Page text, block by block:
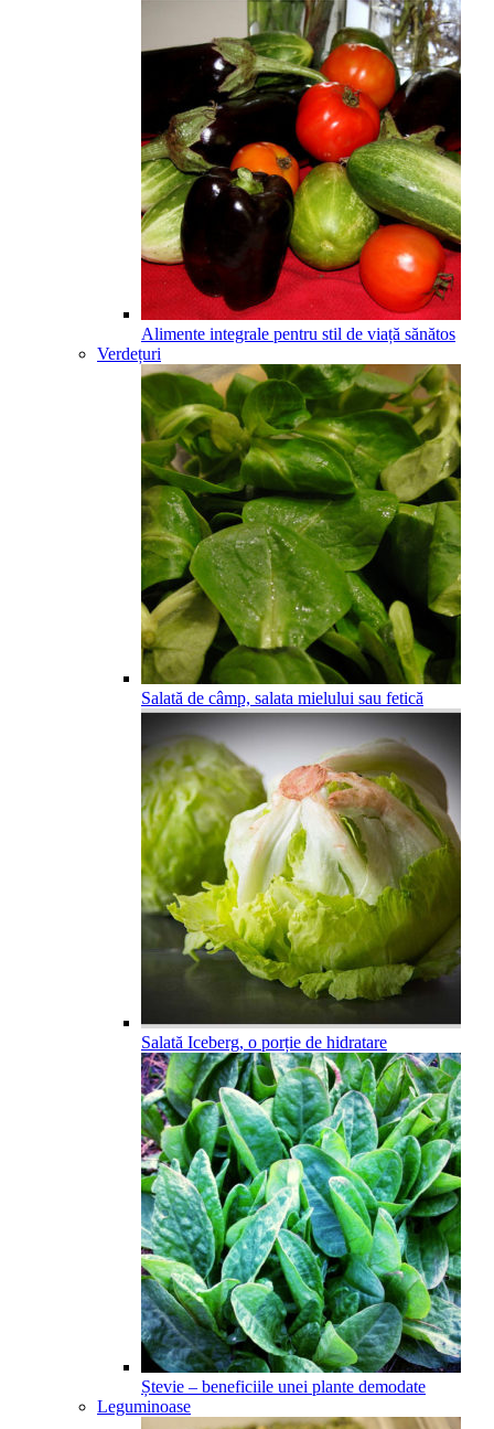
Alimente integrale pentru stil de viață sănătos
Verdețuri
Salată de câmp, salata mielului sau fetică
Salată Iceberg, o porție de hidratare
Ștevie – beneficiile unei plante demodate
Leguminoase